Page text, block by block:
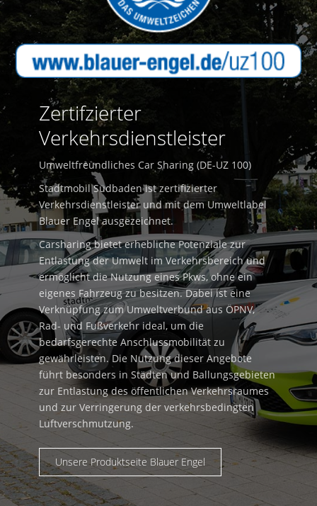
Zertifzierter
Verkehrsdienstleister
Umweltfreundliches Car Sharing (DE-UZ 100)
Stadtmobil Südbaden ist zertifizierter
Verkehrsdienstleister und mit dem Umweltlabel
Blauer Engel ausgezeichnet.
Carsharing bietet erhebliche Potenziale zur
Entlastung der Umwelt im Verkehrsbereich und
ermöglicht die Nutzung eines Pkws, ohne ein
eigenes Fahrzeug zu besitzen. Dabei ist eine
Verknüpfung zum Umweltverbund aus ÖPNV,
Rad- und Fußverkehr ideal, um die
bedarfsgerechte Anschlussmobilität zu
gewährleisten. Die Nutzung dieser Angebote
führt besonders in Städten und Ballungsgebieten
zur Entlastung des öffentlichen Verkehrsraumes
und zur Verringerung der verkehrsbedingten
Luftverschmutzung.
Unsere Produktseite Blauer Engel